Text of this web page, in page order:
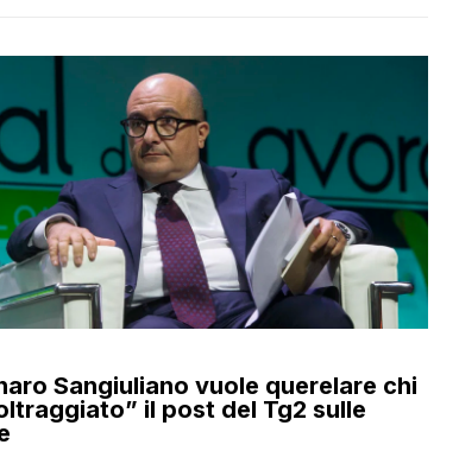
Sangiuliano vuole querelare chi
il post del Tg2 sulle